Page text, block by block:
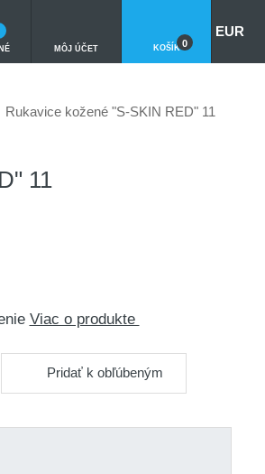
MÔJ ÚČET KOŠÍK 0
EUR
Rukavice kožené "S-SKIN RED" 11
11
Viac o produkte
Pridať k obľúbeným